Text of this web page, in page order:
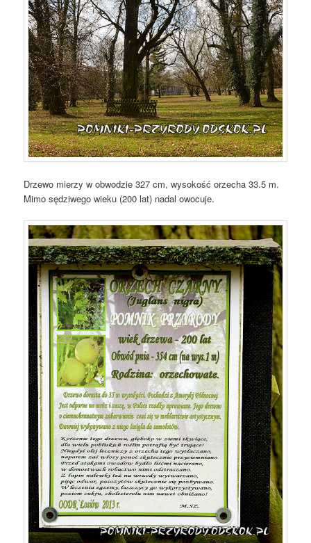
Drzewo mierzy w obwodzie 327 cm, wysokość orzecha 33.5 m.
Mimo sędziwego wieku (200 lat) nadal owocuje.